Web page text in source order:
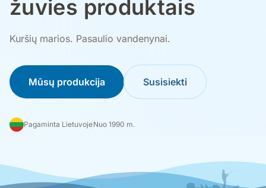
žuvies produktais
Kuršių marios. Pasaulio vandenynai.
Mūsų produkcija Susisiekti
Pagaminta LietuvojeNuo 1990 m.